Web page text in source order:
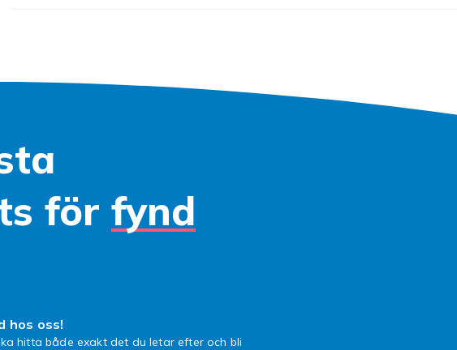
Ringar för olika tillfällen och stilar
Till vardags fungerar smala och bekväma ringar bäst, gärna flera
Vill du ha en stram stil väljer du ringar i en enda metallfärg, medan du för
uttrycksfull look kan blanda guld och silver. Ringar är också en fin
vackert sätt att markera en speciell händelse.
Så väljer du rätt ring
ringar ofta upplevs något mindre i storleken. Har du känslig hud är
för fynd
hos oss!
hitta både exakt det du letar efter och bli